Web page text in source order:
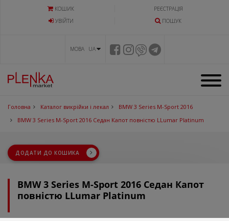
КОШИК
РЕЄСТРАЦІЯ
УВIЙТИ
ПОШУК
МОВА UA
Головна Каталог викрійки і лекал
BMW 3 Series M-Sport 2016
BMW 3 Series M-Sport 2016 Седан Капот повністю LLumar Platinum
ДОДАТИ ДО КОШИКА
BMW 3 Series M-Sport 2016 Седан Капот
повністю LLumar Platinum